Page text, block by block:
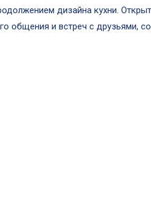
дизайна кухни.
общения и встреч с друзьями,